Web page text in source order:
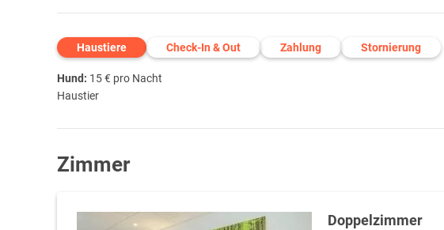
Haustiere Check-In & Out Zahlung Stornierung
Hund: 15 € pro Nacht
Haustier
Zimmer
Doppelzimmer